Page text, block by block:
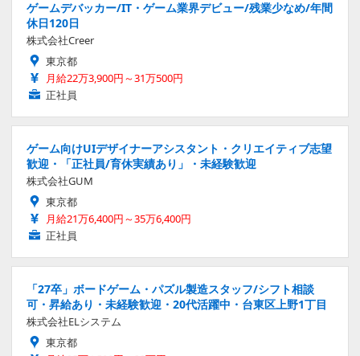
ゲームデバッカー/IT・ゲーム業界デビュー/残業少なめ/年間
休日120日
株式会社Creer
東京都
月給22万3,900円～31万500円
正社員
ゲーム向けUIデザイナーアシスタント・クリエイティブ志望
歓迎・「正社員/育休実績あり」・未経験歓迎
株式会社GUM
東京都
月給21万6,400円～35万6,400円
正社員
「27卒」ボードゲーム・パズル製造スタッフ/シフト相談
可・昇給あり・未経験歓迎・20代活躍中・台東区上野1丁目
株式会社ELシステム
東京都